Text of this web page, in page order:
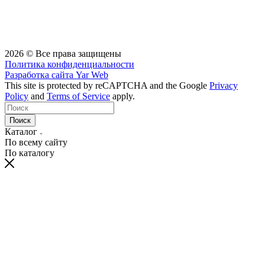
2026 © Все права защищены
Политика конфиденциальности
Разработка сайта Yar Web
This site is protected by reCAPTCHA and the Google Privacy
Policy and Terms of Service apply.
Поиск
Каталог
По всему сайту
По каталогу